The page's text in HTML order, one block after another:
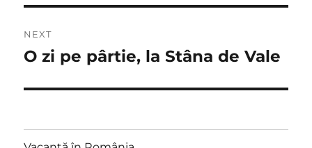
NEXT
Next
O zi pe pârtie, la Stâna de Vale